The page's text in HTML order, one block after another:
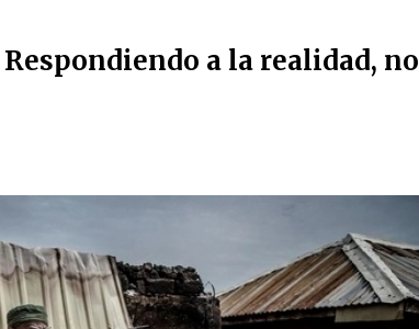
a la realidad, no